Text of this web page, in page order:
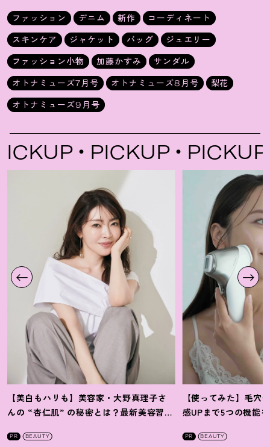
ファッション デニム 新作
コーディネート
スキンケア
ジャケット バッグ
ジュエリー
ファッション小物
加藤かすみ
サンダル
オトナミューズ7月号
オトナミューズ8月号
梨花
オトナミューズ9月号
PICKUP PICKUP
【美白もハリも】美容家・大野真理子さ
んの “杏仁肌” の秘密とは ？ 最新美容習慣
PR BEAUTY
【使ってみた】毛穴
感UPまで5つの機能
PR BEAUTY